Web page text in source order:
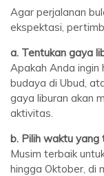
Agar perjalanan
ekspektasi,
a. Tentukan gaya
Apakah Anda ingin
budaya di Ubud,
gaya liburan akan
aktivitas.
b. Pilih waktu yang
Musim terbaik
hingga Oktober, di